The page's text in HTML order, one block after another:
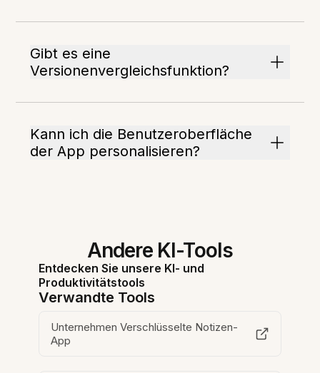
Gibt es eine
Versionenvergleichsfunktion?
Kann ich die Benutzeroberfläche
der App personalisieren?
Andere KI-Tools
Entdecken Sie unsere KI- und
Produktivitätstools
Verwandte Tools
Unternehmen Verschlüsselte Notizen-
App